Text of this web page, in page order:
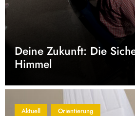
Deine Zukunft: Die
Himmel
Aktuell Orientierung